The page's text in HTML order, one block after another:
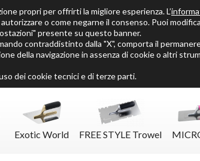
Blog
Solo per veri
Exotic World FREE STYLE Trowel
propri per offrirti la migliore esperienza. L’
o come negarne il consenso. Puoi
presente su questo banner.
contraddistinto dalla "X", comporta il
della navigazione in assenza di cookie o altri
dei cookie tecnici e di terze parti.